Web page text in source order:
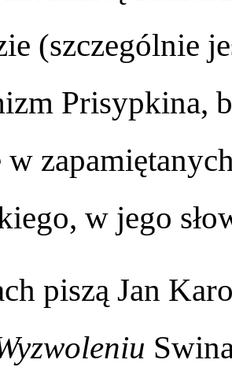
(szczególnie
Prisypkina,
w
w jego
piszą Jan